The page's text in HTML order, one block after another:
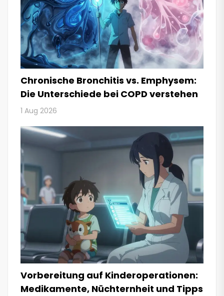
Chronische Bronchitis vs. Emphysem:
Die Unterschiede bei COPD verstehen
1 Aug 2026
Vorbereitung auf Kinderoperationen:
Medikamente, Nüchternheit und Tipps